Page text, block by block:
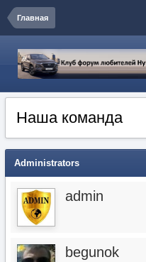
Главная
Наша команда
Administrators
admin
begunok